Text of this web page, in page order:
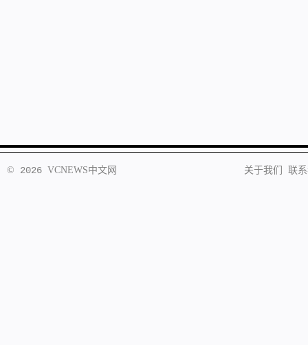
© 2026 VCNEWS中文网 关于我们 联